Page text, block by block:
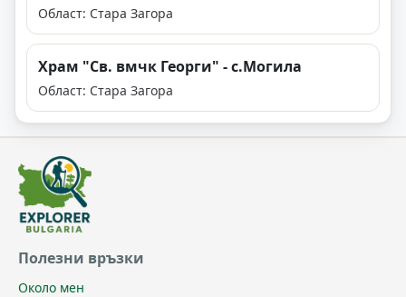
Област: Стара Загора
Храм "Св. вмчк Георги" - с.Могила
Област: Стара Загора
Полезни връзки
Около мен